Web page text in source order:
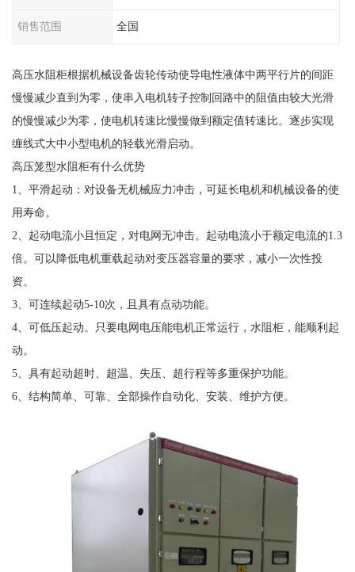
销售范围 全国
高压水阻柜根据机械设备齿轮传动使导电性液体中两平行片的间距
慢慢减少直到为零，使串入电机转子控制回路中的阻值由较大光滑
的慢慢减少为零，使电机转速比慢慢做到额定值转速比。逐步实现
缠线式大中小型电机的轻载光滑启动。
高压笼型水阻柜有什么优势
1、平滑起动：对设备无机械应力冲击，可延长电机和机械设备的使
用寿命。
2、起动电流小且恒定，对电网无冲击。起动电流小于额定电流的1.3
倍。可以降低电机重载起动对变压器容量的要求，减小一次性投
资。
3、可连续起动5-10次，且具有点动功能。
4、可低压起动。只要电网电压能电机正常运行，水阻柜，能顺利起
动。
5、具有起动超时、超温、失压、超行程等多重保护功能。
6、结构简单、可靠、全部操作自动化、安装、维护方便。